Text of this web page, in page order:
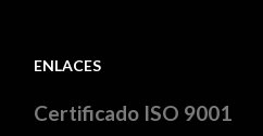
ENLACES
Certificado ISO 9001